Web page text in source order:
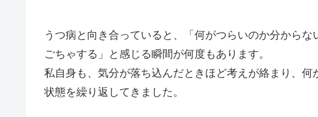
うつ病と向き合っていると、「何がつらいのか分から
ごちゃする」と感じる瞬間が何度もあります。
私自身も、気分が落ち込んだときほど考えが絡まり、
状態を繰り返してきました。